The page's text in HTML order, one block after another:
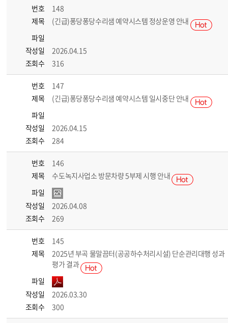
번호
148
제목
(긴급)퐁당퐁당수리샘 예약시스템 정상운영 안내
파일
작성일
2026.04.15
조회수
316
번호
147
제목
(긴급)퐁당퐁당수리샘 예약시스템 일시중단 안내
파일
작성일
2026.04.15
조회수
284
번호
146
제목
수도녹지사업소 방문차량 5부제 시행 안내
파일
작성일
2026.04.08
조회수
269
번호
145
제목
2025년 부곡 물말끔터(공공하수처리시설) 단순관리대행 성과
평가 결과
파일
작성일
2026.03.30
조회수
300